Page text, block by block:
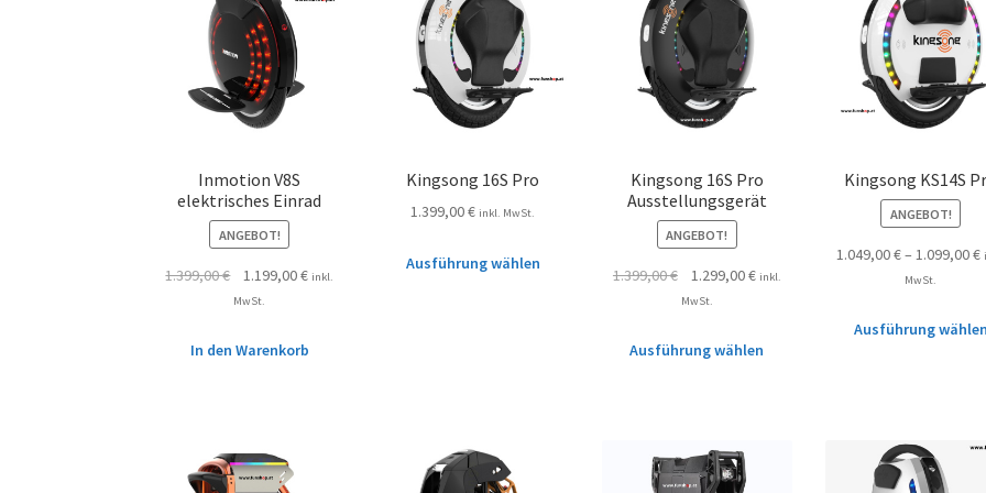
Inmotion V8S
elektrisches Einrad
ANGEBOT!
1.399,00€ 1.199,00€ inkl.
MwSt.
In den Warenkorb
Kingsong 16S Pro
1.399,00€ inkl. MwSt.
Ausführung wählen
Kingsong 16S Pro
Ausstellungsgerät
ANGEBOT!
1.399,00€ 1.299,00€ inkl.
MwSt.
Ausführung wählen
Kingsong KS14S
ANGEBOT!
1.049,00€– 1.099,00€
MwSt.
Ausführung wählen